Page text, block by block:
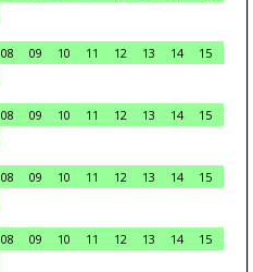
08 09 10 11 12 13 14
15
08 09 10 11 12 13 14
15
08 09 10 11 12 13 14
15
08 09 10 11 12 13 14
15